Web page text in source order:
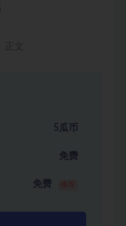
5瓜币
免费
免费